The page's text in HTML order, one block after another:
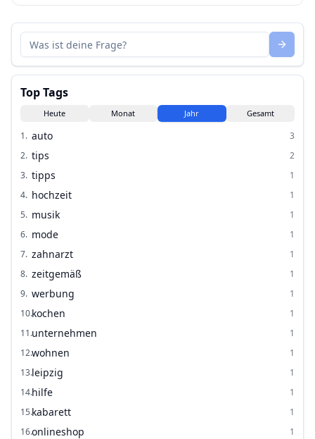
Top Tags
Heute Monat Jahr Gesamt
1. auto
3
2. tips
2
3. tipps
1
4. hochzeit
1
5. musik
1
6. mode
1
7. zahnarzt
1
8. zeitgemäß
1
9. werbung
1
10.kochen
1
11.unternehmen
1
12.wohnen
1
13.leipzig
1
14.hilfe
1
15.kabarett
1
16.onlineshop
1